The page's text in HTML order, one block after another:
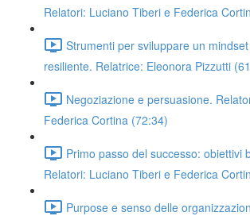
Relatori: Luciano Tiberi e Federica
Strumenti per sviluppare un
resiliente. Relatrice: Eleonora Pizzutti
Negoziazione e persuasione.
Federica Cortina (72:34)
Primo passo del successo: obiettivi
Relatori: Luciano Tiberi e Federica
Purpose e senso delle